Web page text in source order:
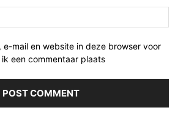
e-mail en website in deze browser voor
een commentaar plaats